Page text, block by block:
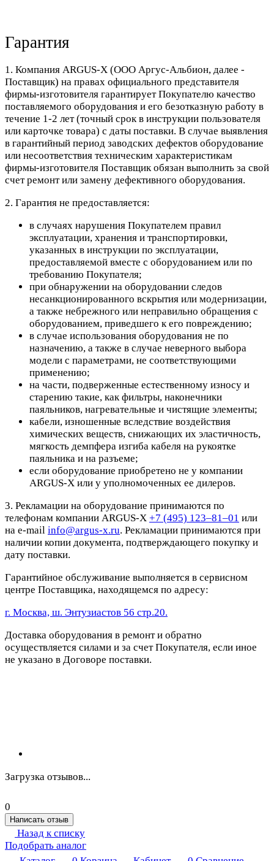
Гарантия
1. Компания ARGUS-X (ООО Аргус-Альбион, далее -
Поставщик) на правах официального представителя
фирмы-изготовителя гарантирует Покупателю качество
поставляемого оборудования и его безотказную работу в
течение 1-2 лет (точный срок в инструкции пользователя
или карточке товара) с даты поставки. В случае выявления
в гарантийный период заводских дефектов оборудование
или несоответствия техническим характеристикам
фирмы-изготовителя Поставщик обязан выполнить за свой
счет ремонт или замену дефективного оборудования.
2. Гарантия не предоставляется:
в случаях нарушения Покупателем правил
эксплуатации, хранения и транспортировки,
указанных в инструкции по эксплуатации,
предоставляемой вместе с оборудованием или по
требованию Покупателя;
при обнаружении на оборудовании следов
несанкционированного вскрытия или модернизации,
а также небрежного или неправильно обращения с
оборудованием, приведшего к его повреждению;
в случае использования оборудования не по
назначению, а также в случае неверного выбора
модели с параметрами, не соответствующими
применению;
на части, подверженные естественному износу и
старению такие, как фильтры, наконечники
паяльников, нагревательные и чистящие элементы;
кабели, изношенные вследствие воздействия
химических веществ, снижающих их эластичность,
мягкость демпфера изгиба кабеля на рукоятке
паяльника и на разъеме;
если оборудование приобретено не у компании
ARGUS-X или у уполномоченных ее дилеров.
3. Рекламации на оборудование принимаются по
телефонам компании ARGUS-X +7 (495) 123–81–01 или
на e-mail info@argus-x.ru. Рекламации принимаются при
наличии копии документа, подтверждающего покупку и
дату поставки.
Гарантийное обслуживание выполняется в сервисном
центре Поставщика, находящемся по адресу:
г. Москва, ш. Энтузиастов 56 стр.20.
Доставка оборудования в ремонт и обратно
осуществляется силами и за счет Покупателя, если иное
не указано в Договоре поставки.
Загрузка отзывов...
0
Написать отзыв
Назад к списку
Подобрать аналог